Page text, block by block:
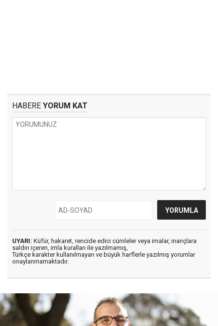
HABERE YORUM KAT
UYARI: Küfür, hakaret, rencide edici cümleler veya imalar, inançlara
saldırı içeren, imla kuralları ile yazılmamış,
Türkçe karakter kullanılmayan ve büyük harflerle yazılmış yorumlar
onaylanmamaktadır.